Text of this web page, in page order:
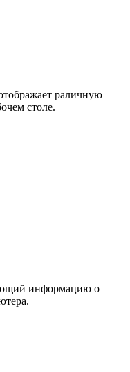
раличную
столе.
информацию о